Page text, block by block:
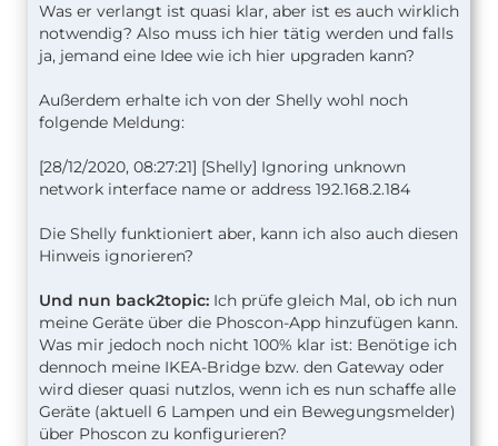
Was er verlangt ist quasi klar, aber ist es auch wirklich
notwendig? Also muss ich hier tätig werden und falls
ja, jemand eine Idee wie ich hier upgraden kann?
Außerdem erhalte ich von der Shelly wohl noch
folgende Meldung:
[28/12/2020, 08:27:21] [Shelly] Ignoring unknown
network interface name or address 192.168.2.184
Die Shelly funktioniert aber, kann ich also auch diesen
Hinweis ignorieren?
Und nun back2topic: Ich prüfe gleich Mal, ob ich nun
meine Geräte über die Phoscon-App hinzufügen kann.
Was mir jedoch noch nicht 100% klar ist: Benötige ich
dennoch meine IKEA-Bridge bzw. den Gateway oder
wird dieser quasi nutzlos, wenn ich es nun schaffe alle
Geräte (aktuell 6 Lampen und ein Bewegungsmelder)
über Phoscon zu konfigurieren?